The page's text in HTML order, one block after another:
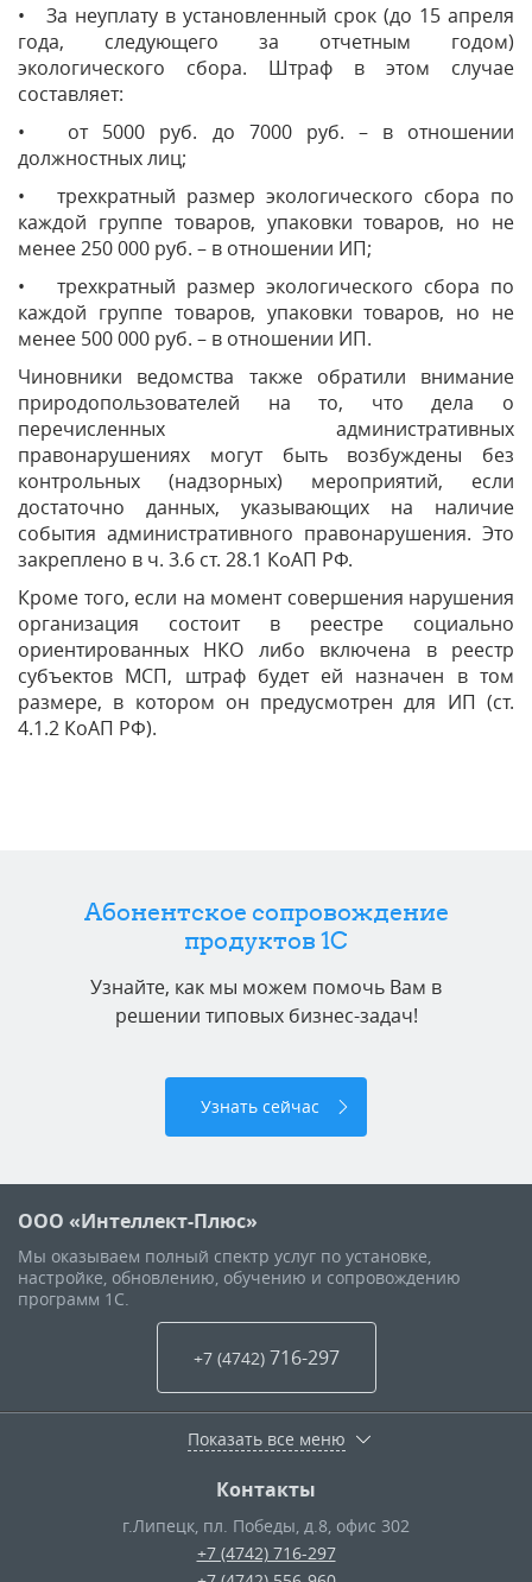
• За неуплату в установленный срок (до 15 апреля
года, следующего за отчетным годом)
экологического сбора. Штраф в этом случае
составляет:
• от 5000 руб. до 7000 руб. – в отношении
должностных лиц;
• трехкратный размер экологического сбора по
каждой группе товаров, упаковки товаров, но не
менее 250 000 руб. – в отношении ИП;
• трехкратный размер экологического сбора по
каждой группе товаров, упаковки товаров, но не
менее 500 000 руб. – в отношении ИП.
Чиновники ведомства также обратили внимание
природопользователей на то, что дела о
перечисленных административных
правонарушениях могут быть возбуждены без
контрольных (надзорных) мероприятий, если
достаточно данных, указывающих на наличие
события административного правонарушения. Это
закреплено в ч. 3.6 ст. 28.1 КоАП РФ.
Кроме того, если на момент совершения нарушения
организация состоит в реестре социально
ориентированных НКО либо включена в реестр
субъектов МСП, штраф будет ей назначен в том
размере, в котором он предусмотрен для ИП (ст.
4.1.2 КоАП РФ).
Абонентское сопровождение
продуктов 1C
Узнайте, как мы можем помочь Вам в
решении типовых бизнес-задач!
Узнать сейчас
ООО «Интеллект-Плюс»
Мы оказываем полный спектр услуг по установке,
настройке, обновлению, обучению и сопровождению
программ 1С.
+7 (4742) 716-297
Показать все меню
Контакты
г.Липецк пл. Победы, д.8, офис 302
+7 (4742) 716-297